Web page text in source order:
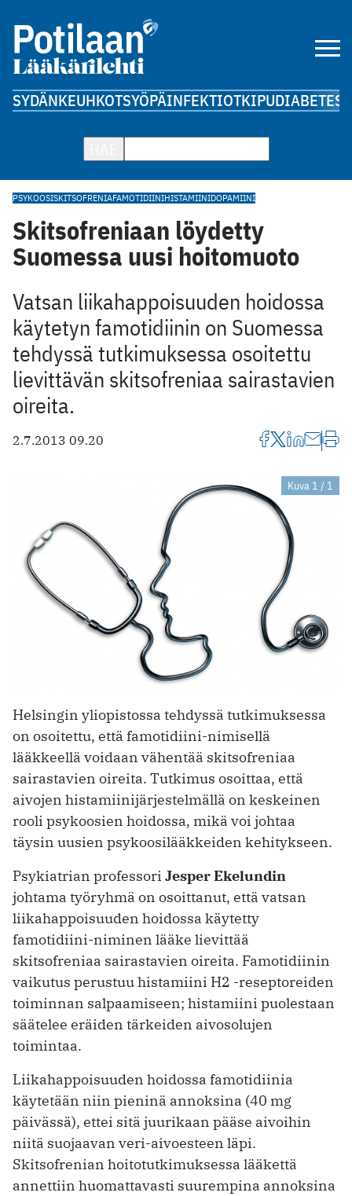
SYDÄNKEUHKOTSYÖPÄINFEKTIOTKIPUDIABETES
PSYKOOSISKITSOFRENIAFAMOTIDIINIHISTAMIINIDOPAMIINI
Skitsofreniaan löydetty
Suomessa uusi hoitomuoto
Vatsan liikahappoisuuden hoidossa
käytetyn famotidiinin on Suomessa
tehdyssä tutkimuksessa osoitettu
lievittävän skitsofreniaa sairastavien
oireita.
2.7.2013 09.20
Kuva 1 / 1
Helsingin yliopistossa tehdyssä tutkimuksessa
on osoitettu, että famotidiini-nimisellä
lääkkeellä voidaan vähentää skitsofreniaa
sairastavien oireita. Tutkimus osoittaa, että
aivojen histamiinijärjestelmällä on keskeinen
rooli psykoosien hoidossa, mikä voi johtaa
täysin uusien psykoosilääkkeiden kehitykseen.
Psykiatrian professori Jesper Ekelundin
johtama työryhmä on osoittanut, että vatsan
liikahappoisuuden hoidossa käytetty
famotidiini-niminen lääke lievittää
skitsofreniaa sairastavien oireita. Famotidiinin
vaikutus perustuu histamiini H2 -reseptoreiden
toiminnan salpaamiseen; histamiini puolestaan
säätelee eräiden tärkeiden aivosolujen
toimintaa.
Liikahappoisuuden hoidossa famotidiinia
käytetään niin pieninä annoksina (40 mg
päivässä), ettei sitä juurikaan pääse aivoihin
niitä suojaavan veri-aivoesteen läpi.
Skitsofrenian hoitotutkimuksessa lääkettä
annettiin huomattavasti suurempina annoksina